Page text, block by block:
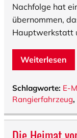
Nachfolge hat
übernommen,
Hauptwerkstatt
Weiterlesen
Schlagworte: E-
Rangierfahrzeug,